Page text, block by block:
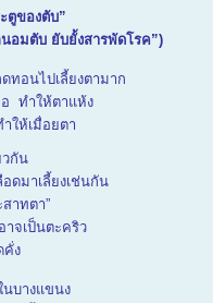
ตูของตับ”
อมตับ ยับยั้งสารพัดโรค”)
ทอนไปเลี้ยงตามาก
อ ทำให้ตาแห้ง
ให้เมื่อยตา
กัน
ดมาเลี้ยงเช่นกัน
าทตา”
าจเป็นตะคริว
คั่ง
นบางแขนง